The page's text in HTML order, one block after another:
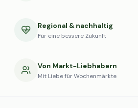
Regional & nachhaltig
Für eine bessere Zukunft
Von Markt-Liebhabern
Mit Liebe für Wochenmärkte